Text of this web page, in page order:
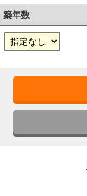
築年数